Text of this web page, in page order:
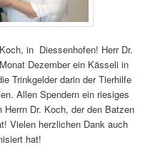
in Diessenhofen! Herr Dr.
Dezember ein Kässeli in
Trinkgelder darin der Tierhilfe
Allen Spendern ein riesiges
Dr. Koch, der den Batzen
Vielen herzlichen Dank auch
hat!